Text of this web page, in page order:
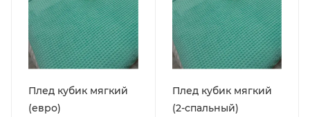
Плед кубик мягкий
(евро)
Плед кубик мягкий
(2-спальный)